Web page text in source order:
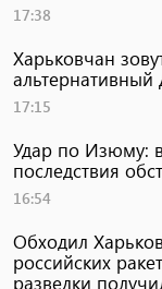
17:38
Харьковчан
альтернативный
17:15
Удар по Изюму:
последствия
16:54
Обходил
российских
разведки